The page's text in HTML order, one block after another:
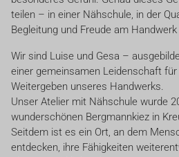
teilen – in einer Nähschule, in der
Begleitung und Freude am
Wir sind Luise und Gesa –
einer gemeinsamen Leidenschaft
Weitergeben unseres Handwerks.
Unser Atelier mit Nähschule wurde
wunderschönen Bergmannkiez in
Seitdem ist es ein Ort, an dem
entdecken, ihre Fähigkeiten